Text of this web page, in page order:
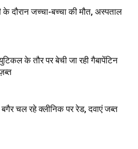
के दौरान जच्चा-बच्चा की मौत, अस्पताल
के तौर पर बेची जा रही गैबापेंटिन
चल रहे क्लीनिक पर रेड, दवाएं जब्त